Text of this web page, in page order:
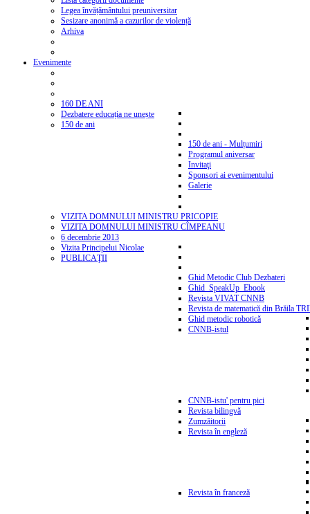
Legea învățământului preuniversitar
Sesizare anonimă a cazurilor de violență
Arhiva
Evenimente
160 DE ANI
Dezbatere educația ne unește
150 de ani
150 de ani - Mulțumiri
Programul aniversar
Invitaţi
Sponsori ai evenimentului
Galerie
VIZITA DOMNULUI MINISTRU PRICOPIE
VIZITA DOMNULUI MINISTRU CÎMPEANU
6 decembrie 2013
Vizita Principelui Nicolae
PUBLICAŢII
Ghid Metodic Club Dezbateri
Ghid_SpeakUp_Ebook
Revista VIVAT CNNB
Revista de matematică din Brăila
Ghid metodic robotică
CNNB-istul
CNNB-istu' pentru pici
Revista bilingvă
Zumzăitorii
Revista în engleză
Revista în franceză